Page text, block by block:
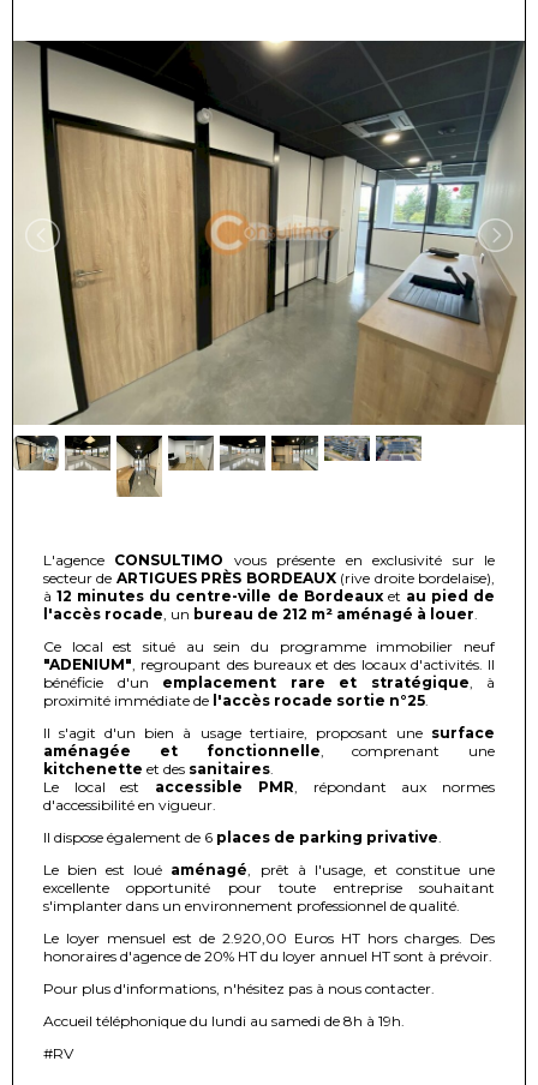
L'agence CONSULTIMO vous présente en exclusivité sur le
secteur de ARTIGUES PRÈS BORDEAUX(rive droite bordelaise),
à12 minutes du centre-ville de Bordeauxet au pied de
l'accès rocade , un bureau de 212 m² aménagé à louer
Ce local est situé au sein du programme immobilier neuf
"ADENIUM" , regroupant des bureaux et des locaux d'activités. Il
bénéficie d'un emplacement rare et stratégique , à
proximité immédiate de l'accès rocade sortie n°25
Il s'agit d'un bien à usage tertiaire, proposant une surface
aménagée et fonctionnelle , comprenant une
kitchenette et des sanitaires
Le local est accessible PMR , répondant aux normes
d'accessibilité en vigueur.
Il dispose également de 6 places de parking privative
Le bien est loué aménagé , prêt à l'usage, et constitue une
excellente opportunité pour toute entreprise souhaitant
s'implanter dans un environnement professionnel de qualité.
Le loyer mensuel est de 2.920,00 Euros HT hors charges. Des
honoraires d'agence de 20% HT du loyer annuel HT sont à prévoir.
Pour plus d'informations, n'hésitez pas à nous contacter.
Accueil téléphonique du lundi au samedi de 8h à 19h.
#RV